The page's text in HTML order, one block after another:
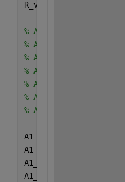
R_value = Ra_value*xi;
% A1_1_1 = -7.5303;
% A1_1_2 = -1.6340;
% A1_2_1 = 0.8963;
% A1_2_2 =  -0.5867;
% A2_1_1 = -0.3891;
% A2_1_2 = -0.7100;
% A2_2_1 = 0.0256;
A1_1_1 = -6.8611;
A1_1_2 = -1.5016;
A1_2_1 = 0.8252;
A1_2_2 =  -0.5324;